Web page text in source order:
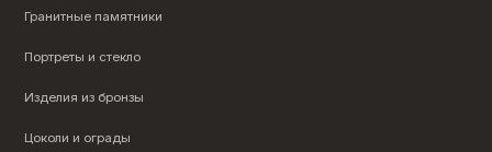
Гранитные памятники
Портреты и стекло
Изделия из бронзы
Цоколи и ограды